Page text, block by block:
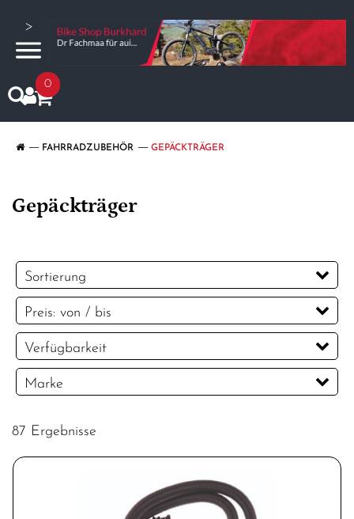
>
0
FAHRRADZUBEHÖR GEPÄCKTRÄGER
Gepäckträger
Sortierung
Preis: von / bis
CHF
CHF
Verfügbarkeit
Marke
87 Ergebnisse